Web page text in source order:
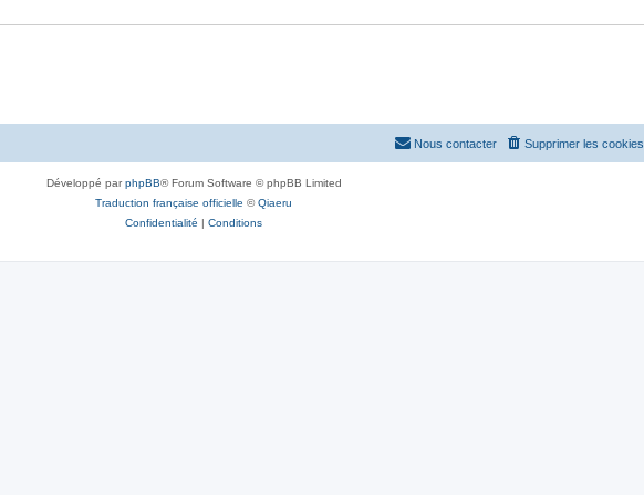
Supprimer les cookies
Nous contacter
Développé parphpBB® Forum Software © phpBB Limited
Traduction française officielle ©Qiaeru
Confidentialité | Conditions